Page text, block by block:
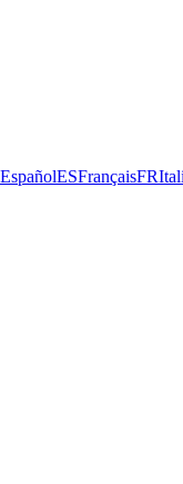
EspañolESFrançaisFR